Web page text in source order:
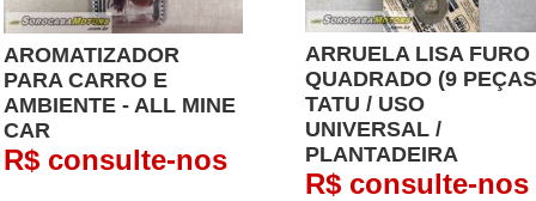
AROMATIZADOR
PARA CARRO E
AMBIENTE - ALL MINE
CAR
R$ consulte-nos
ARRUELA LISA FURO
QUADRADO (9
TATU / USO
UNIVERSAL /
PLANTADEIRA
R$ consulte-nos